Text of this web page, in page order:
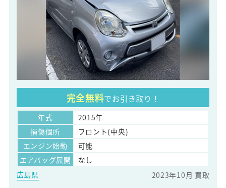
完全無料でお引き取り！
年式
2015年
損傷個所
フロント(中央)
エンジン始動
可能
エアバッグ展開
なし
広島県
2023年10月 買取